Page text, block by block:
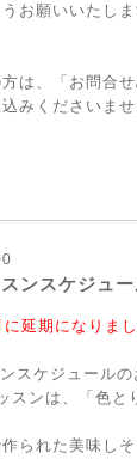
お願いいたし
は、
「お問合
みくださいませ
ンスケジュ
延期になりまし
スケジュールの
スンは、「色と
られた美味し